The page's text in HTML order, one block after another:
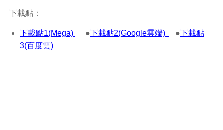
下載點：
下載點1(Mega) ●下載點2(Google雲端) ●下載點
3(百度雲)